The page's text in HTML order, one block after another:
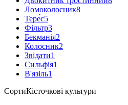
Ломоколосник8
Тере́с5
Фільтр3
Бекманія2
Колосник2
Звідати1
Сильфія1
В'язіль1
СортиКісточкові культури